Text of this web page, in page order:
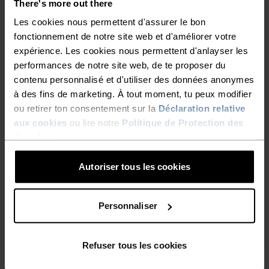
There's more out there
Les cookies nous permettent d'assurer le bon
fonctionnement de notre site web et d'améliorer votre
expérience. Les cookies nous permettent d'anlayser les
performances de notre site web, de te proposer du
contenu personnalisé et d'utiliser des données anonymes
à des fins de marketing. À tout moment, tu peux modifier
ou retirer ton consentement sur la Déclaration relative
aux cookies ou lire notre Politique de Protection des
Autoriser tous les cookies
Personnaliser
Refuser tous les cookies
39,95 €49,95 €
20,95 €34,95 €
-20 %
% %
Sous-vêtement technique
Mérinos 200 manches
courtes
71,95 €89,95 €
-20 %
%
Sous-vêtement technique
Active Light 2-Pack set
60,75 €75,95 €
-20 %
% %
Performance Wool Medium
-20 %
%
Brassière Seamless High
-20 %